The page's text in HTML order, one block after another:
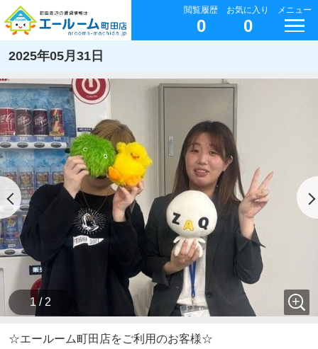
閲覧履歴
0
お気に入り
0
メニュー
2025年05月31日
1 / 2
☆エールーム町田店をご利用のお客様☆